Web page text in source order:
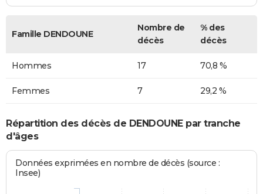
Famille DENDOUNE
Nombre de
décès
% des
décès
Hommes 17 70,8 %
Femmes 7 29,2 %
Répartition des décès de DENDOUNE par tranche
d'âges
Données exprimées en nombre de décès (source :
Insee)